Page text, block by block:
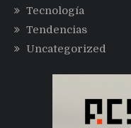
Tecnología
Tendencias
Uncategorized